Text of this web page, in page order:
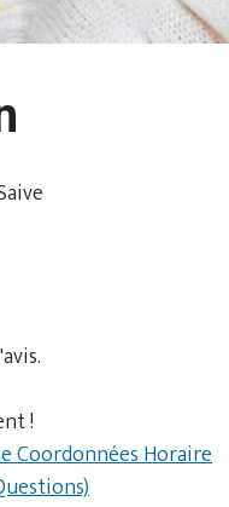
!
CoordonnéesHoraire